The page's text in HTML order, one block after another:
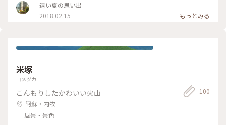
遠い夏の思い出
2018.02.15
もっとみる
米塚
コメヅカ
こんもりしたかわいい火山
阿蘇・内牧
風景・景色
100